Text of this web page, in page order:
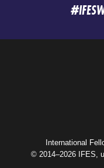
International
© 2014–2026 IFES,